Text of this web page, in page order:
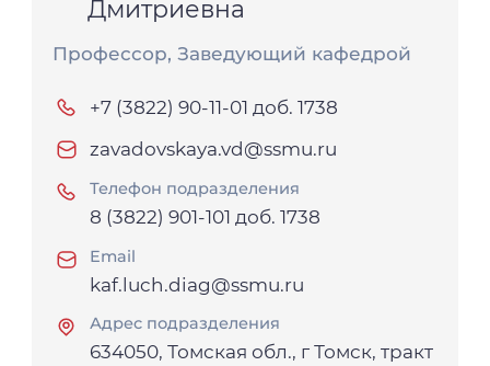
Дмитриевна
Профессор, Заведующий кафедрой
+7 (3822) 90-11-01 доб. 1738
zavadovskaya.vd@ssmu.ru
Телефон подразделения
8 (3822) 901-101 доб. 1738
Email
kaf.luch.diag@ssmu.ru
Адрес подразделения
634050, Томская обл., г Томск, тракт